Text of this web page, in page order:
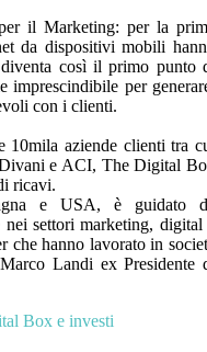
il Marketing: per la
da dispositivi mobili
così il primo punto
imprescindibile per
con i clienti.
10mila aziende clienti tra
e ACI, The Digital
ricavi.
e USA, è guidato
nei settori marketing, digital
che hanno lavorato in
Landi ex Presidente
Box e investi